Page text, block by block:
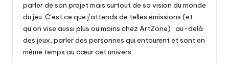
parler de son projet mais surtout de sa vision du monde
du jeu. C’est ce que j’attends de telles émissions (et
qu’on vise aussi plus ou moins chez ArtZone) : au-delà
des jeux, parler des personnes qui entourent et sont en
même temps au cœur cet univers.